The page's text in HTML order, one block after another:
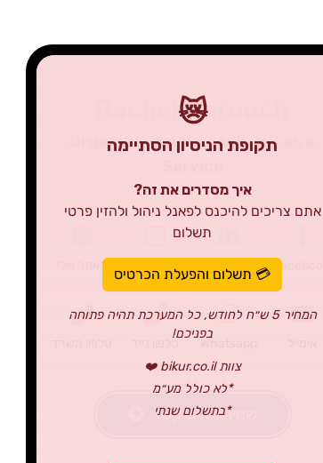
😿
תקופת הניסיון הסתיימה
איך מסדרים את זה?
אתם צריכים להיכנס לפאנל ניהול ולהזין פרטי
תשלום
💳 תשלום והפעלת הכרטיס
המחיר 5 ש״ח לחודש, כל המערכת תהיה פתוחה
בפניכם!
צוות bikur.co.il ❤️
*לא כולל מע״מ
*בתשלום שנתי
Rachel Barouch
Organizational Coach, HR as a
facebook
Linkedin
Instagram האתר שלי
שמירת איש קשר